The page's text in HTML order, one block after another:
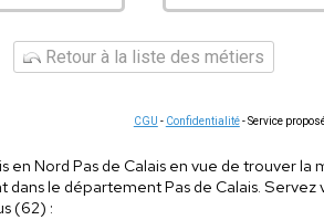
Retour à la liste des métiers
CGU - Confidentialité- Service
en Nord Pas de Calais en vue de trouver
le département Pas de Calais. Servez
(62) :